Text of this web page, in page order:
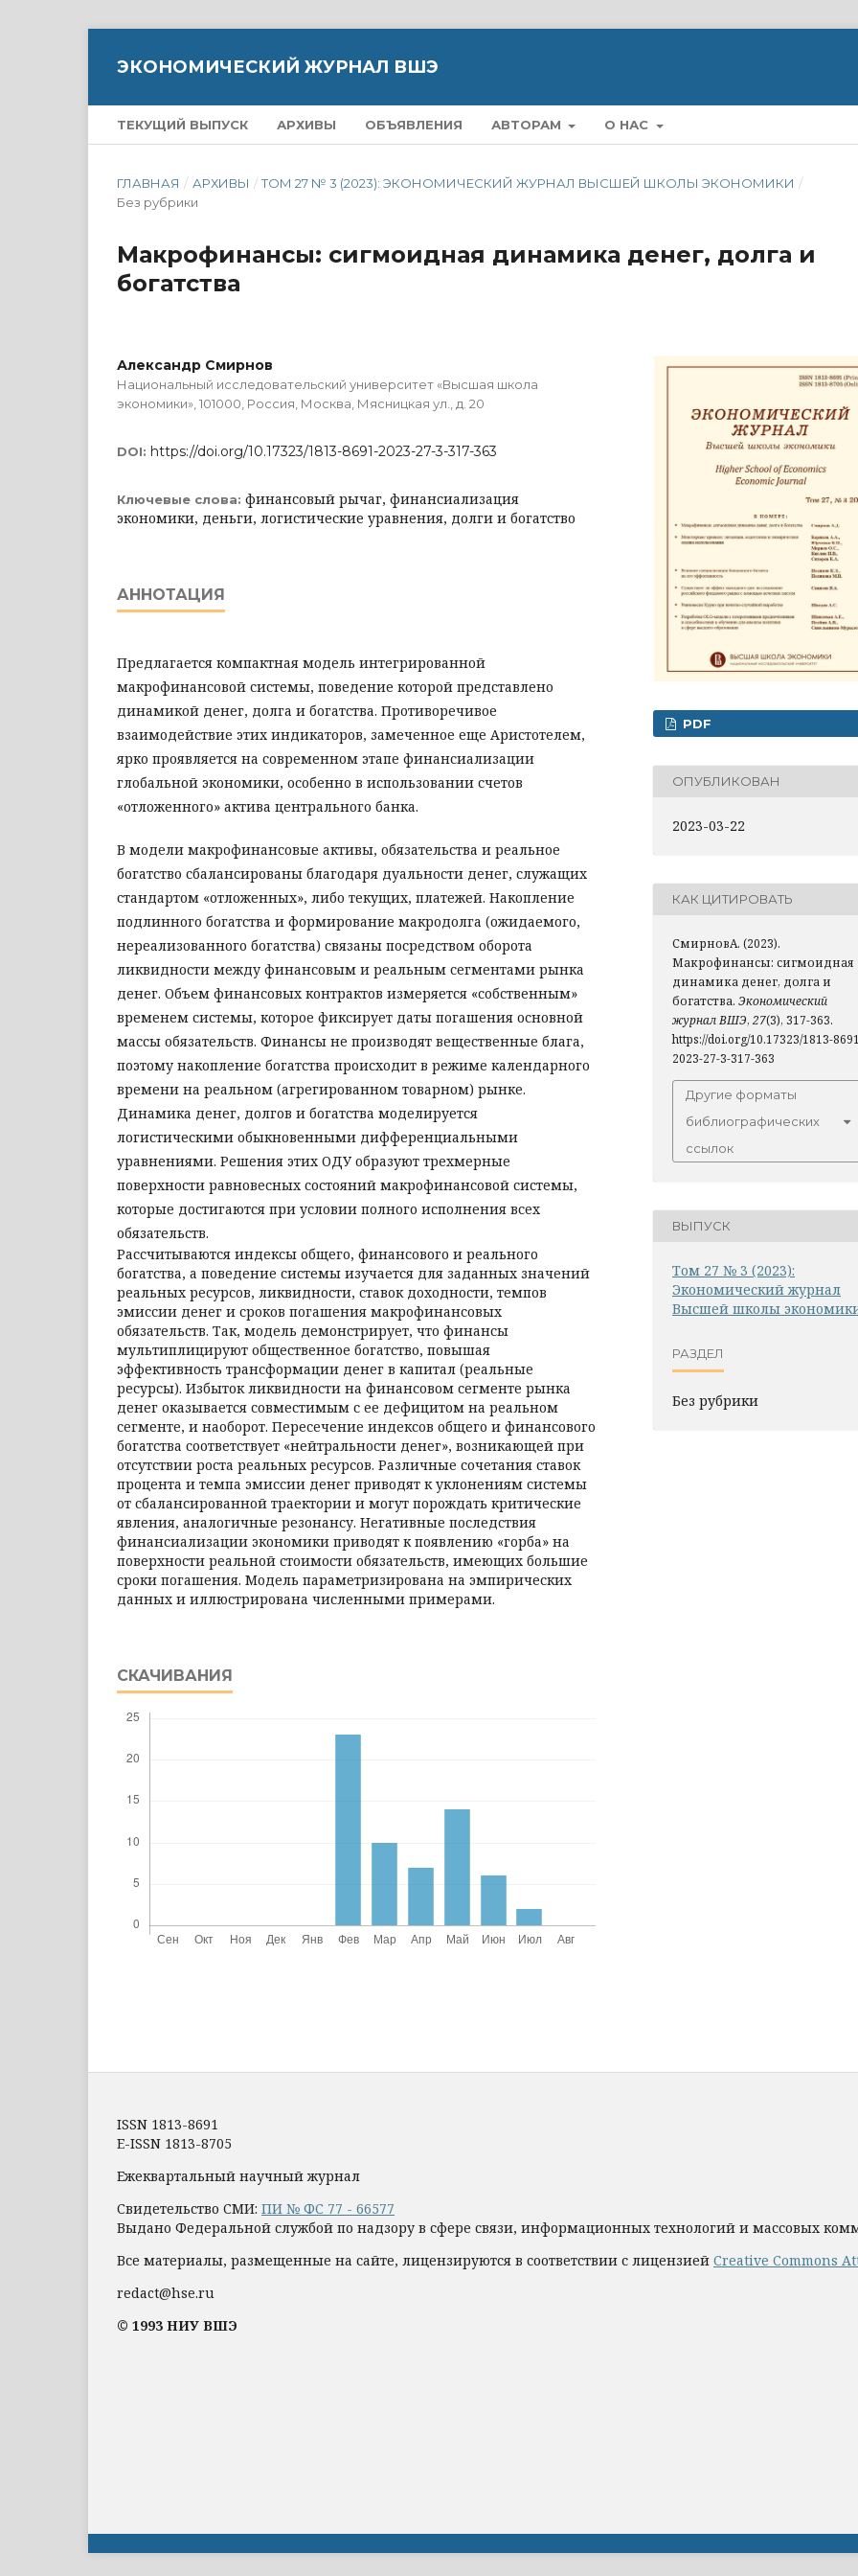
ЭКОНОМИЧЕСКИЙ ЖУРНАЛ ВШЭ
ТЕКУЩИЙ ВЫПУСК АРХИВЫ ОБЪЯВЛЕНИЯ АВТОРАМ О НАС
ГЛАВНАЯ / АРХИВЫ / ТОМ 27 № 3 (2023): ЭКОНОМИЧЕСКИЙ ЖУРНАЛ ВЫСШЕЙ ШКОЛЫ ЭКОНОМИКИ /
Без рубрики
Макрофинансы: сигмоидная динамика денег, долга и
богатства
Александр Смирнов
Национальный исследовательский университет «Высшая школа
экономики», 101000, Россия, Москва, Мясницкая ул., д. 20
DOI: https://doi.org/10.17323/1813-8691-2023-27-3-317-363
Ключевые слова: финансовый рычаг, финансиализация
экономики, деньги, логистические уравнения, долги и богатство
АННОТАЦИЯ
Предлагается компактная модель интегрированной
макрофинансовой системы, поведение которой представлено
динамикой денег, долга и богатст­ва. Противоречивое
взаимодействие этих индикаторов, замеченное еще Аристотелем,
ярко проявляется на современном этапе финансиализации
глобальной экономики, особенно в использовании счетов
«отложенного» актива центрального банка.
В модели макрофинансовые активы, обязательства и реальное
богатство сбалансированы благодаря дуальности денег, служащих
стандартом «отложенных», либо текущих, платежей. Накопление
подлинного богатства и формирование макродолга (ожидаемого,
нереализованного богатства) связаны посредством оборота
ликвидности между финансовым и реальным сег­ментами рынка
денег. Объем финансовых контрактов измеряется «собственным»
временем системы, которое фиксирует даты погашения основной
массы обязательств. Финансы не производят вещественные блага,
поэтому накопление богатства происходит в режиме календарного
времени на реаль­ном (агрегированном товарном) рынке.
Динамика денег, долгов и богатства моделируется
логистическими обыкновенными дифференциальными
уравнениями. Решения этих ОДУ образуют трехмерные
поверхности равновесных состояний макрофинансовой системы,
которые достигаются при условии полного исполнения всех
обязательств.
Рассчитываются индексы общего, финансового и реального
богатства, а поведение системы изучается для заданных значений
реальных ресурсов, ликвидности, ставок доходности, темпов
эмиссии денег и сроков погашения макрофинансовых
обязательств. Так, модель демонстрирует, что финансы
мультиплицируют общественное богатство, повышая
эффективность трансформации денег в капитал (реальные
ресурсы). Избыток ликвидности на фи­нансовом сегменте рынка
денег оказывается совместимым с ее дефицитом на реальном
сегменте, и наоборот. Пересечение индексов общего и финансового
богатства соответствует «нейтральности денег», возникающей при
отсутствии роста реальных ресурсов. Различные сочетания ставок
процента и темпа эмиссии денег приводят к уклонениям системы
от сбалансированной траектории и могут порождать критические
явления, аналогичные резонансу. Негативные последствия
финансиализации экономики приводят к появлению «горба» на
поверхности реальной стоимости обязательств, имеющих большие
сроки погашения. Модель параметризирована на эмпирических
дан­ных и иллюстрирована численными примерами.
СКАЧИВАНИЯ
PDF
ОПУБЛИКОВАН
2023-03-22
КАК ЦИТИРОВАТЬ
СмирновА. (2023).
Макрофинансы: сигмоидная
динамика денег, долга и
богатства. Экономический
журнал ВШЭ, 27(3), 317-363.
https://doi.org/10.17323/1813-
2023-27-3-317-363
Другие форматы
библиографических
ссылок
ВЫПУСК
Том 27 № 3 (2023):
Экономический журнал
Высшей школы
РАЗДЕЛ
Без рубрики
ISSN 1813-8691
E-ISSN 1813-8705
Ежеквартальный научный журнал
Свидетельство СМИ: ПИ № ФС 77 - 66577
Выдано Федеральной службой по надзору в сфере связи, информационных технологий и массовых
Все материалы, размещенные на сайте, лицензируются в соответствии с лицензией Creative Commons
redact@hse.ru
© 1993 НИУ ВШЭ